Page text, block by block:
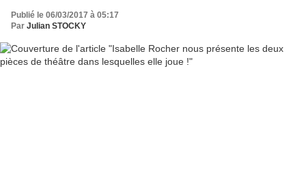
Publié le 06/03/2017 à 05:17
Par Julian STOCKY